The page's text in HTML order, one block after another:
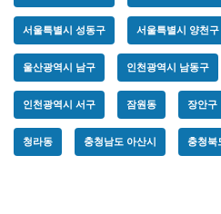
서울특별시 성동구 서울특별시 양천구
울산광역시 남구 인천광역시 남동구
인천광역시 서구 잠원동 장안구
청라동 충청남도 아산시 충청북